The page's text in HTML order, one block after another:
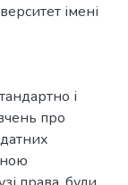
імені
і
про